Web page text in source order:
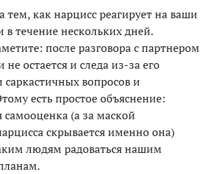
тем, как нарцисс реагирует на ваши
в течение нескольких дней.
после разговора с партнером
остается и следа из-за его
вопросов и
есть простое объяснение:
самооценка (а за маской
скрывается именно она)
людям радоваться нашим